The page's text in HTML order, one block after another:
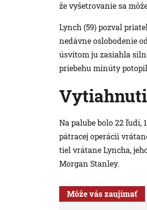
že vyšetrovanie sa
Lynch (59) pozval
nedávne oslobodenie
úsvitom ju zasiahla
priebehu minúty
Na palube bolo 22 ľudí,
pátracej operácii
tiel vrátane Lyncha,
Morgan Stanley.
Môže vás zaujímať